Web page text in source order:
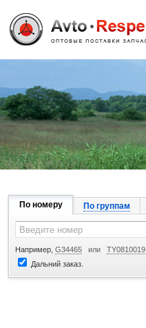
Джапан Авто
По номеру По группам
Например, G34465 или TY0810019
Дальний заказ.